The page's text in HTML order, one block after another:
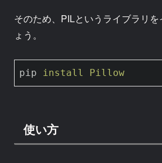
そのため、PILというライブラリ
ょう。
pip install Pillow
使い方